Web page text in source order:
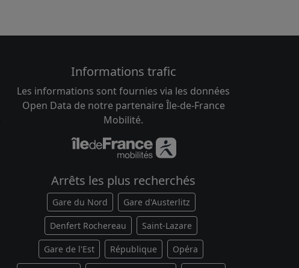
Informations trafic
Les informations sont fournies via les données
Open Data de notre partenaire Île-de-France
Mobilité.
Arrêts les plus recherchés
Gare du Nord Gare d'Austerlitz
Denfert Rochereau Saint-Lazare
Gare de l'Est République Opéra